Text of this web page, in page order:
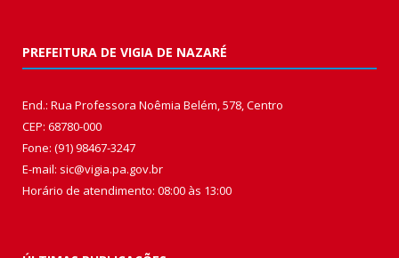
PREFEITURA DE VIGIA DE NAZARÉ
End.: Rua Professora Noêmia Belém, 578, Centro
CEP: 68780-000
Fone: (91) 98467-3247
E-mail: sic@vigia.pa.gov.br
Horário de atendimento: 08:00 às 13:00